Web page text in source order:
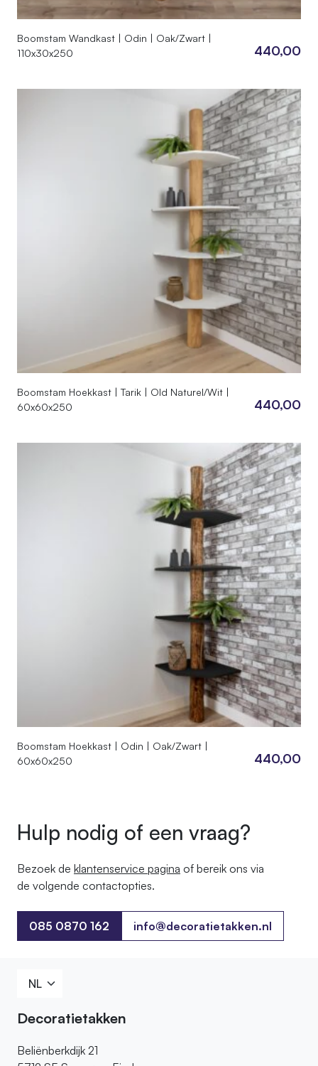
Boomstam Wandkast | Odin | Oak/Zwart |
110x30x250
440,00
Boomstam Hoekkast | Tarik | Old Naturel/Wit |
60x60x250
440,00
Boomstam Hoekkast | Odin | Oak/Zwart |
60x60x250
440,00
Hulp nodig of een vraag?
Bezoek de klantenservice pagina of bereik ons ​​via
de volgende contactopties.
085 0870 162
085 0870 162
info@decoratietakken.nl
Decoratietakken
Beliënberkdijk 21